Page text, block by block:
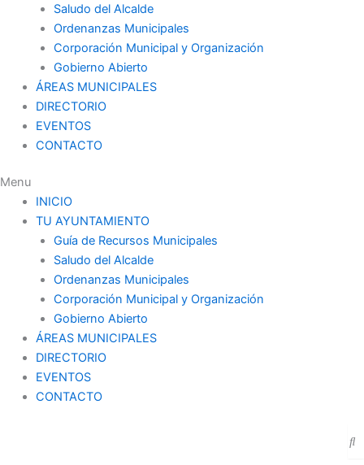
Saludo del Alcalde
Ordenanzas Municipales
Corporación Municipal y Organización
Gobierno Abierto
ÁREAS MUNICIPALES
DIRECTORIO
EVENTOS
CONTACTO
Menu
INICIO
TU AYUNTAMIENTO
Guía de Recursos Municipales
Saludo del Alcalde
Ordenanzas Municipales
Corporación Municipal y Organización
Gobierno Abierto
ÁREAS MUNICIPALES
DIRECTORIO
EVENTOS
CONTACTO